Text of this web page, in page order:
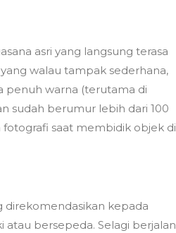
asri yang langsung terasa
walau tampak sederhana,
penuh warna (terutama di
sudah berumur lebih dari 100
saat membidik objek di
direkomendasikan kepada
atau bersepeda. Selagi berjalan